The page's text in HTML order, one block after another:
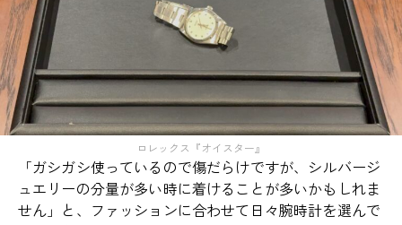
ロレックス『オイスター』
「ガシガシ使っているので傷だらけですが、シルバージ
ュエリーの分量が多い時に着けることが多いかもしれま
せん」と、ファッションに合わせて日々腕時計を選んで